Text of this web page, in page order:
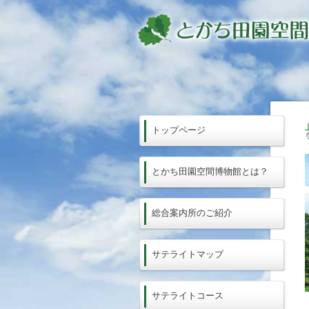
トップページ
とかち田園空間博物館とは？
総合案内所のご紹介
サテライトマップ
サテライトコース